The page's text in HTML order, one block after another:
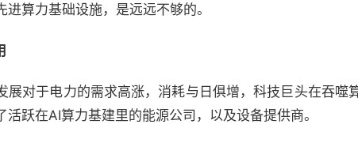
进算力基础设施，是远远不够的。
展对于电力的需求高涨，消耗与日俱增，科技巨头在吞噬
活跃在AI算力基建里的能源公司，以及设备提供商。